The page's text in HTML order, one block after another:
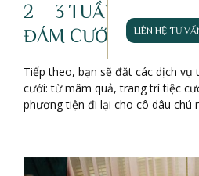
LIÊN HỆ TƯ
2 – 3 TUẦN TRƯỚC
ĐÁM CƯỚI
Tiếp theo, bạn sẽ đặt các dịch vụ
cưới: từ mâm quả, trang trí tiệc
phương tiện đi lại cho cô dâu chú